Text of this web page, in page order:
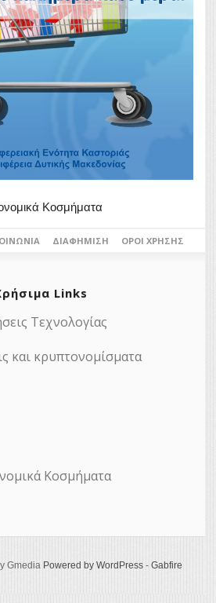
Κοσμήματα
ΔΙΑΦΉΜΙΣΗ ΌΡΟΙ ΧΡΉΣΗΣ
Links
Τεχνολογίας
και κρυπτονομίσματα
Κοσμήματα
Gmedia Powered by WordPress - Gabfire